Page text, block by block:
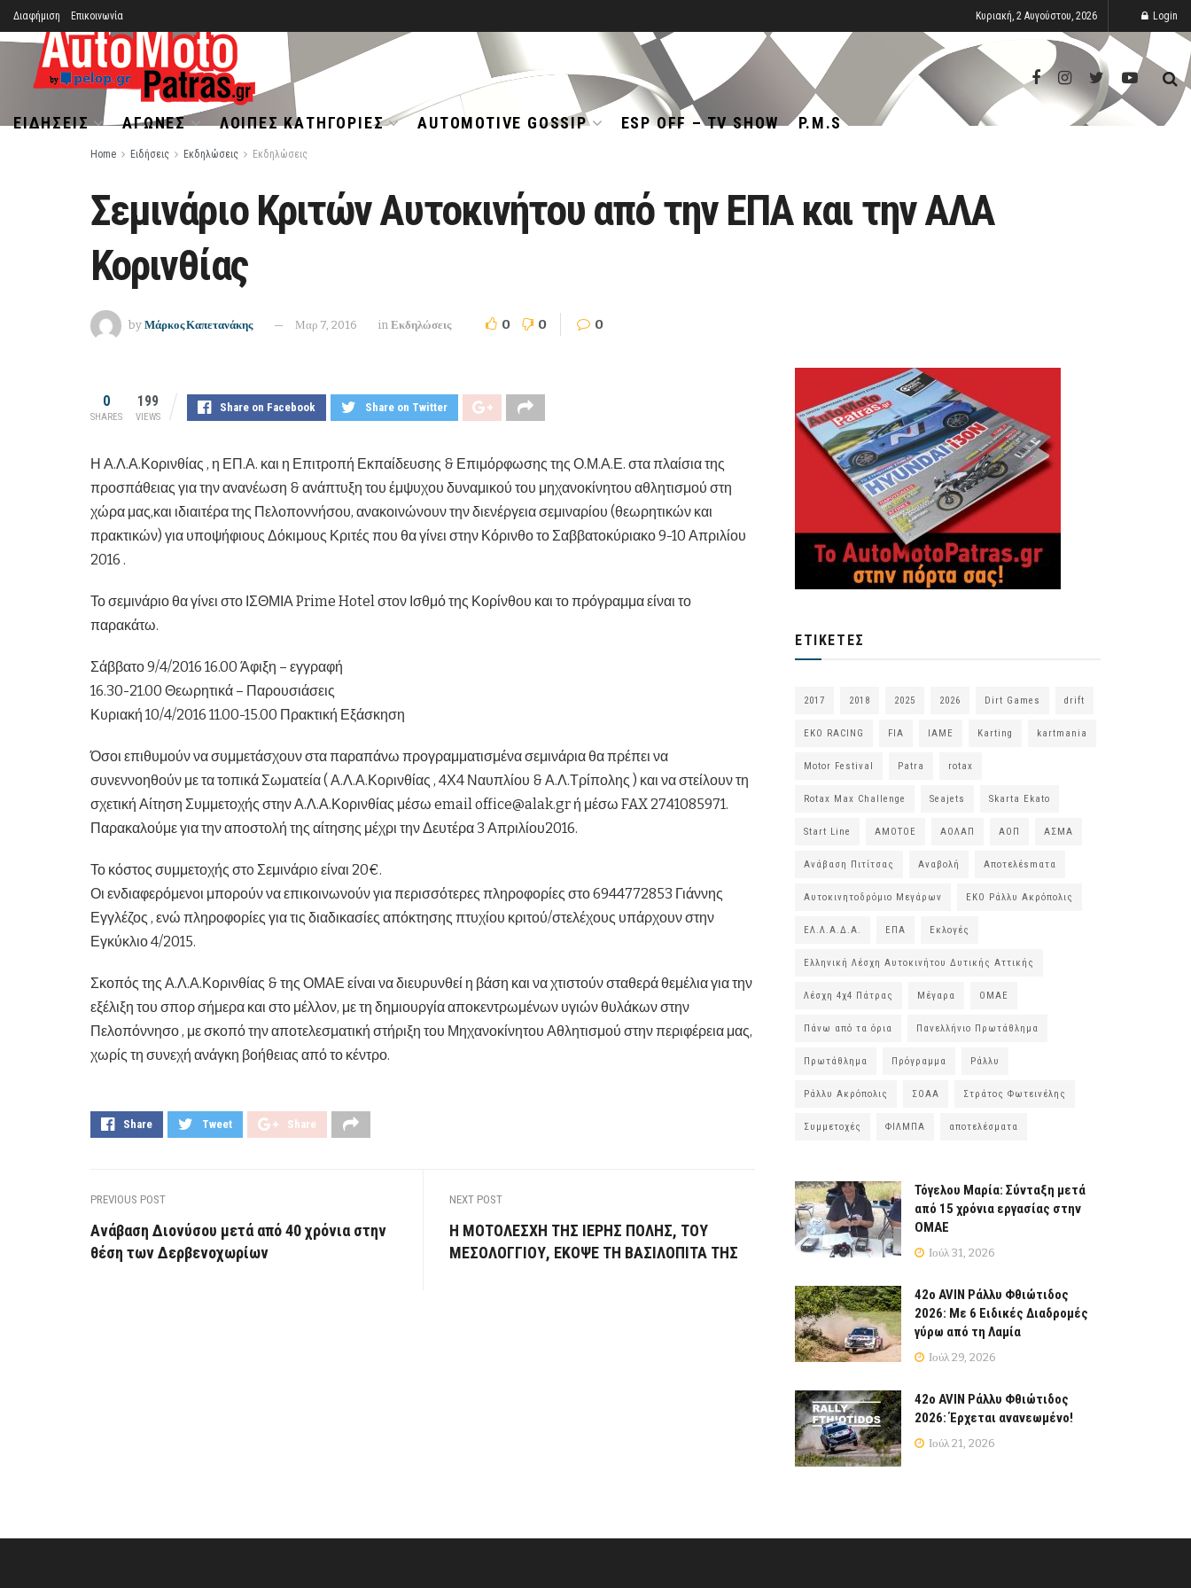
Διαφήμιση Επικοινωνία Κυριακή, 2 Αυγούστου, 2026 Login
ΕΙΔΉΣΕΙΣ ΑΓΏΝΕΣ ΛΟΙΠΈΣ ΚΑΤΗΓΟΡΊΕΣ AUTOMOTIVE GOSSIP ESP OFF – TV SHOW P.M.S
Home Ειδήσεις Εκδηλώσεις Εκδηλώσεις
Σεμινάριο Κριτών Αυτοκινήτου από την ΕΠΑ και την ΑΛΑ
Κορινθίας
by Μάρκος Καπετανάκης Μαρ 7, 2016 in Εκδηλώσεις 0 0 0
0
SHARES
199
VIEWS
Share on Facebook Share on Twitter
Η Α.Λ.Α.Κορινθίας , η ΕΠ.Α. και η Επιτροπή Εκπαίδευσης & Επιμόρφωσης της Ο.Μ.Α.Ε. στα πλαίσια της
προσπάθειας για την ανανέωση & ανάπτυξη του έμψυχου δυναμικού του μηχανοκίνητου αθλητισμού στη
χώρα μας,και ιδιαιτέρα της Πελοποννήσου, ανακοινώνουν την διενέργεια σεμιναρίου (θεωρητικών και
πρακτικών) για υποψήφιους Δόκιμους Κριτές που θα γίνει στην Κόρινθο το Σαββατοκύριακο 9-10 Απριλίου
2016 .
Το σεμινάριο θα γίνει στο ΙΣΘΜΙΑ Prime Hotel στον Ισθμό της Κορίνθου και το πρόγραμμα είναι το
παρακάτω.
Σάββατο 9/4/2016 16.00 Άφιξη – εγγραφή
16.30-21.00 Θεωρητικά – Παρουσιάσεις
Κυριακή 10/4/2016 11.00-15.00 Πρακτική Εξάσκηση
Όσοι επιθυμούν να συμμετάσχουν στα παραπάνω προγραμματισμένα σεμινάρια θα πρέπει να
συνεννοηθούν με τα τοπικά Σωματεία ( Α.Λ.Α.Κορινθίας , 4Χ4 Ναυπλίου & Α.Λ.Τρίπολης ) και να στείλουν τη
σχετική Αίτηση Συμμετοχής στην Α.Λ.Α.Κορινθίας μέσω email office@alak.gr ή μέσω FAX 2741085971.
Παρακαλούμε για την αποστολή της αίτησης μέχρι την Δευτέρα 3 Απριλίου2016.
Το κόστος συμμετοχής στo Σεμινάριo είναι 20€.
Οι ενδιαφερόμενοι μπορούν να επικοινωνούν για περισσότερες πληροφορίες στο 6944772853 Γιάννης
Εγγλέζος , ενώ πληροφορίες για τις διαδικασίες απόκτησης πτυχίου κριτού/στελέχους υπάρχουν στην
Εγκύκλιο 4/2015.
Σκοπός της Α.Λ.Α.Κορινθίας & της ΟΜΑΕ είναι να διευρυνθεί η βάση και να χτιστούν σταθερά θεμέλια για την
εξέλιξη του σπορ σήμερα και στο μέλλον, με τη δημιουργία αποκεντρωμένων υγιών θυλάκων στην
Πελοπόννησο , με σκοπό την αποτελεσματική στήριξη του Μηχανοκίνητου Αθλητισμού στην περιφέρεια μας,
χωρίς τη συνεχή ανάγκη βοήθειας από το κέντρο.
Share Tweet Share
PREVIOUS POST
Ανάβαση Διονύσου μετά από 40 χρόνια στην
θέση των Δερβενοχωρίων
NEXT POST
Η ΜΟΤΟΛΕΣΧΗ ΤΗΣ ΙΕΡΗΣ ΠΟΛΗΣ, ΤΟΥ
ΜΕΣΟΛΟΓΓΙΟΥ, ΕΚΟΨΕ ΤΗ ΒΑΣΙΛΟΠΙΤΑ ΤΗΣ
ΕΤΙΚΈΤΕΣ
2017 2018 2025 2026 Dirt Games drift
EKO RACING FIA IAME Karting kartmania
Motor Festival Patra rotax
Rotax Max Challenge Seajets Skarta Ekato
Start Line ΑΜΟΤΟΕ ΑΟΛΑΠ ΑΟΠ ΑΣΜΑ
Ανάβαση Πιτίτσας Αναβολή Αποτελέsmατα
Αυτοκινητοδρόμιο Μεγάρων ΕΚΟ Ράλλυ Ακρόπολις
ΕΛ.Λ.Α.Δ.Α. ΕΠΑ Εκλογές
Ελληνική Λέσχη Αυτοκινήτου Δυτικής Αττικής
Λέσχη 4χ4 Πάτρας Μέγαρα ΟΜΑΕ
Πάνω από τα όρια Πανελλήνιο Πρωτάθλημα
Πρωτάθλημα Πρόγραμμα Ράλλυ
Ράλλυ Ακρόπολις ΣΟΑΑ Στράτος Φωτεινέλης
Συμμετοχές ΦΙΛΜΠΑ αποτελέσματα
Τόγελου Μαρία: Σύνταξη μετά
από 15 χρόνια εργασίας στην
ΟΜΑΕ
Ιούλ 31, 2026
42ο AVIN Ράλλυ Φθιώτιδος
2026: Με 6 Ειδικές Διαδρομές
γύρω από τη Λαμία
Ιούλ 29, 2026
42ο AVIN Ράλλυ Φθιώτιδος
2026: Έρχεται ανανεωμένο!
Ιούλ 21, 2026